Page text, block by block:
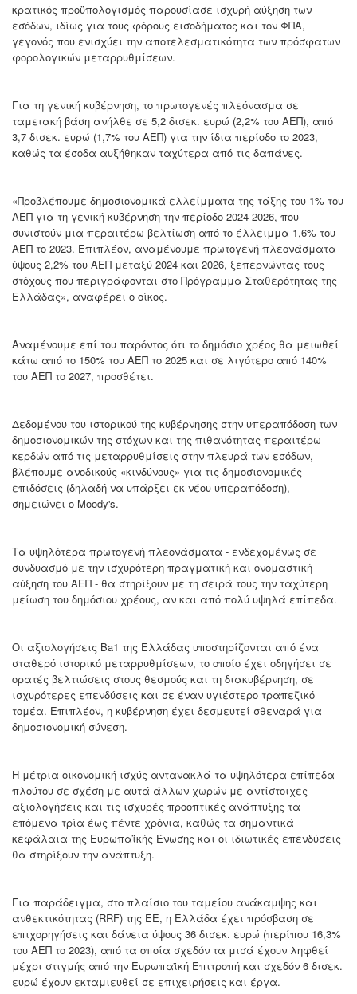
κρατικός προϋπολογισμός παρουσίασε ισχυρή αύξηση των
εσόδων, ιδίως για τους φόρους εισοδήματος και τον ΦΠΑ,
γεγονός που ενισχύει την αποτελεσματικότητα των πρόσφατων
φορολογικών μεταρρυθμίσεων.
Για τη γενική κυβέρνηση, το πρωτογενές πλεόνασμα σε
ταμειακή βάση ανήλθε σε 5,2 δισεκ. ευρώ (2,2% του ΑΕΠ), από
3,7 δισεκ. ευρώ (1,7% του ΑΕΠ) για την ίδια περίοδο το 2023,
καθώς τα έσοδα αυξήθηκαν ταχύτερα από τις δαπάνες.
«Προβλέπουμε δημοσιονομικά ελλείμματα της τάξης του 1% του
ΑΕΠ για τη γενική κυβέρνηση την περίοδο 2024-2026, που
συνιστούν μια περαιτέρω βελτίωση από το έλλειμμα 1,6% του
ΑΕΠ το 2023. Επιπλέον, αναμένουμε πρωτογενή πλεονάσματα
ύψους 2,2% του ΑΕΠ μεταξύ 2024 και 2026, ξεπερνώντας τους
στόχους που περιγράφονται στο Πρόγραμμα Σταθερότητας της
Ελλάδας», αναφέρει ο οίκος.
Αναμένουμε επί του παρόντος ότι το δημόσιο χρέος θα μειωθεί
κάτω από το 150% του ΑΕΠ το 2025 και σε λιγότερο από 140%
του ΑΕΠ το 2027, προσθέτει.
Δεδομένου του ιστορικού της κυβέρνησης στην υπεραπόδοση των
δημοσιονομικών της στόχων και της πιθανότητας περαιτέρω
κερδών από τις μεταρρυθμίσεις στην πλευρά των εσόδων,
βλέπουμε ανοδικούς «κινδύνους» για τις δημοσιονομικές
επιδόσεις (δηλαδή να υπάρξει εκ νέου υπεραπόδοση),
σημειώνει ο Moody's.
Τα υψηλότερα πρωτογενή πλεονάσματα - ενδεχομένως σε
συνδυασμό με την ισχυρότερη πραγματική και ονομαστική
αύξηση του ΑΕΠ - θα στηρίξουν με τη σειρά τους την ταχύτερη
μείωση του δημόσιου χρέους, αν και από πολύ υψηλά επίπεδα.
Οι αξιολογήσεις Ba1 της Ελλάδας υποστηρίζονται από ένα
σταθερό ιστορικό μεταρρυθμίσεων, το οποίο έχει οδηγήσει σε
ορατές βελτιώσεις στους θεσμούς και τη διακυβέρνηση, σε
ισχυρότερες επενδύσεις και σε έναν υγιέστερο τραπεζικό
τομέα. Επιπλέον, η κυβέρνηση έχει δεσμευτεί σθεναρά για
δημοσιονομική σύνεση.
Η μέτρια οικονομική ισχύς αντανακλά τα υψηλότερα επίπεδα
πλούτου σε σχέση με αυτά άλλων χωρών με αντίστοιχες
αξιολογήσεις και τις ισχυρές προοπτικές ανάπτυξης τα
επόμενα τρία έως πέντε χρόνια, καθώς τα σημαντικά
κεφάλαια της Ευρωπαϊκής Ένωσης και οι ιδιωτικές επενδύσεις
θα στηρίξουν την ανάπτυξη.
Για παράδειγμα, στο πλαίσιο του ταμείου ανάκαμψης και
ανθεκτικότητας (RRF) της ΕΕ, η Ελλάδα έχει πρόσβαση σε
επιχορηγήσεις και δάνεια ύψους 36 δισεκ. ευρώ (περίπου 16,3%
του ΑΕΠ το 2023), από τα οποία σχεδόν τα μισά έχουν ληφθεί
μέχρι στιγμής από την Ευρωπαϊκή Επιτροπή και σχεδόν 6 δισεκ.
ευρώ έχουν εκταμιευθεί σε επιχειρήσεις και έργα.